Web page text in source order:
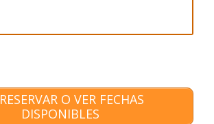
RESERVAR O VER FECHAS
DISPONIBLES